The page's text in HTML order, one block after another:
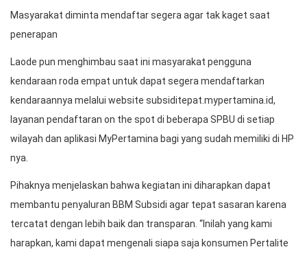
Masyarakat diminta mendaftar segera agar tak kaget saat
penerapan
Laode pun menghimbau saat ini masyarakat pengguna
kendaraan roda empat untuk dapat segera mendaftarkan
kendaraannya melalui website subsiditepat.mypertamina.id,
layanan pendaftaran on the spot di beberapa SPBU di setiap
wilayah dan aplikasi MyPertamina bagi yang sudah memiliki di HP
nya.
Pihaknya menjelaskan bahwa kegiatan ini diharapkan dapat
membantu penyaluran BBM Subsidi agar tepat sasaran karena
tercatat dengan lebih baik dan transparan. “Inilah yang kami
harapkan, kami dapat mengenali siapa saja konsumen Pertalite